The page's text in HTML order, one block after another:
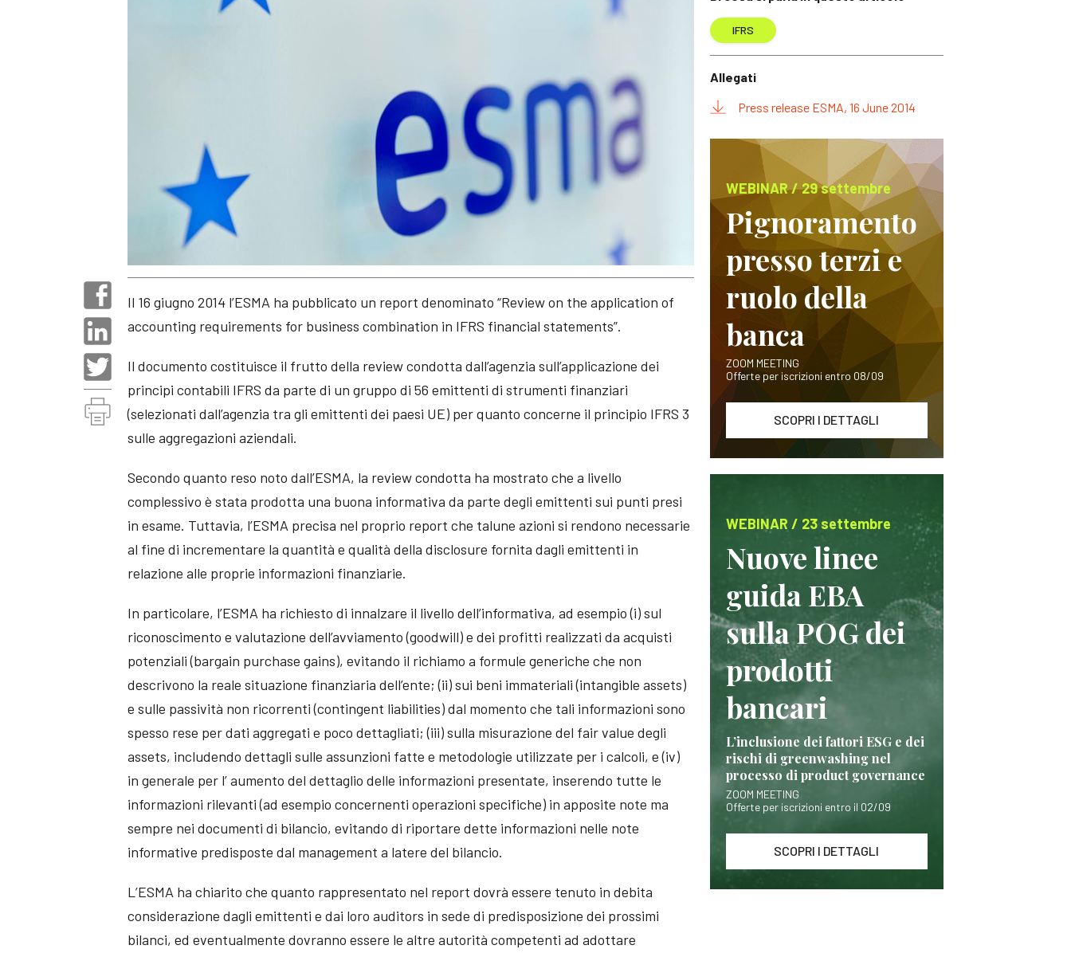
Il 16 giugno 2014 l’ESMA ha pubblicato un report denominato “Review on the application of
accounting requirements for business combination in IFRS financial statements”.
Il documento costituisce il frutto della review condotta dall’agenzia sull’applicazione dei
principi contabili IFRS da parte di un gruppo di 56 emittenti di strumenti finanziari
(selezionati dall’agenzia tra gli emittenti dei paesi UE) per quanto concerne il principio IFRS 3
sulle aggregazioni aziendali.
Secondo quanto reso noto dall’ESMA, la review condotta ha mostrato che a livello
complessivo è stata prodotta una buona informativa da parte degli emittenti sui punti presi
in esame. Tuttavia, l’ESMA precisa nel proprio report che talune azioni si rendono necessarie
al fine di incrementare la quantità e qualità della disclosure fornita dagli emittenti in
relazione alle proprie informazioni finanziarie.
In particolare, l’ESMA ha richiesto di innalzare il livello dell’informativa, ad esempio (i) sul
riconoscimento e valutazione dell’avviamento (goodwill) e dei profitti realizzati da acquisti
potenziali (bargain purchase gains), evitando il richiamo a formule generiche che non
descrivono la reale situazione finanziaria dell’ente; (ii) sui beni immateriali (intangible assets)
e sulle passività non ricorrenti (contingent liabilities) dal momento che tali informazioni sono
spesso rese per dati aggregati e poco dettagliati; (iii) sulla misurazione del fair value degli
assets, includendo dettagli sulle assunzioni fatte e metodologie utilizzate per i calcoli, e (iv)
in generale per l’ aumento del dettaglio delle informazioni presentate, inserendo tutte le
informazioni rilevanti (ad esempio concernenti operazioni specifiche) in apposite note ma
sempre nei documenti di bilancio, evitando di riportare dette informazioni nelle note
informative predisposte dal management a latere del bilancio.
L’ESMA ha chiarito che quanto rappresentato nel report dovrà essere tenuto in debita
considerazione dagli emittenti e dai loro auditors in sede di predisposizione dei prossimi
bilanci, ed eventualmente dovranno essere le altre autorità competenti ad adottare
IFRS
Allegati
Press release ESMA, 16 June 2014
WEBINAR / 29 settembre
Pignoramento
presso terzi e
ruolo della
banca
ZOOM MEETING
Offerte per iscrizioni entro 08/09
SCOPRI I DETTAGLI
WEBINAR / 23 settembre
Nuove linee
guida EBA
sulla POG dei
prodotti
bancari
L’inclusione dei fattori ESG e dei
rischi di greenwashing nel
processo di product governance
ZOOM MEETING
Offerte per iscrizioni entro il 02/09
SCOPRI I DETTAGLI